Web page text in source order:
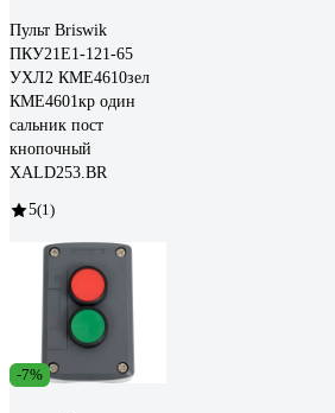
Пульт Briswik
ПКУ21Е1-121-65
УХЛ2 КМЕ4610зел
КМЕ4601кр один
сальник пост
кнопочный
XALD253.BR
5(1)
-7%